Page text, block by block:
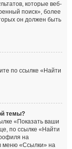
которые веб-
поиск», более
он должен быть
по ссылке «Найти
темы?
«Показать ваши
по ссылке «Найти
на
меню «Ссылки» на